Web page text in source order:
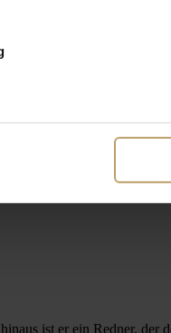
ist er ein Redner,